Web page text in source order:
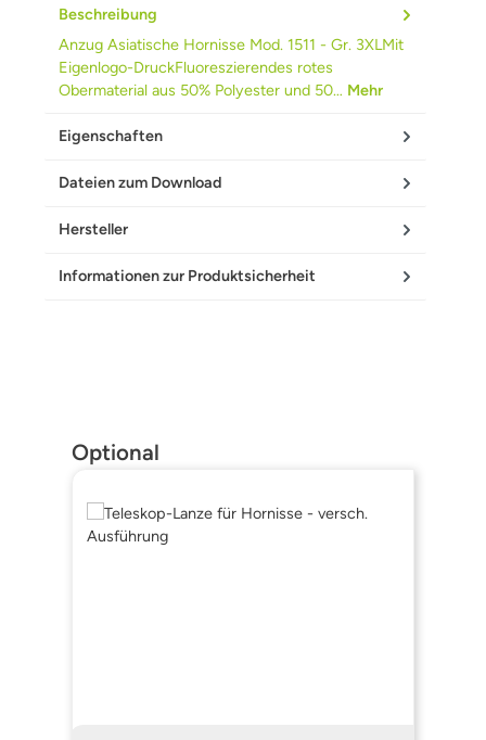
Beschreibung
Anzug Asiatische Hornisse Mod. 1511 - Gr. 3XLMit
Eigenlogo-DruckFluoreszierendes rotes
Obermaterial aus 50% Polyester und 50… Mehr
Eigenschaften
Dateien zum Download
Hersteller
Informationen zur Produktsicherheit
Produktgalerie überspringen
Optional